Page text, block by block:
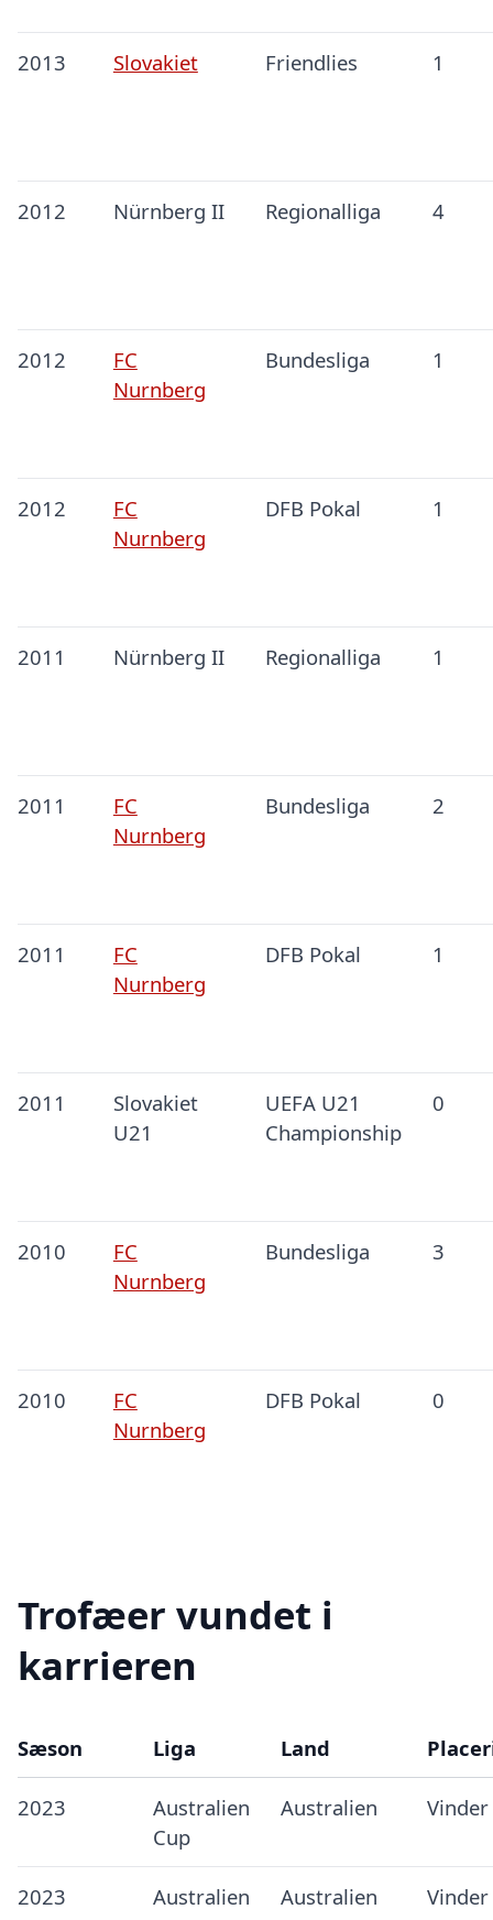
2013 Slovakiet Friendlies 1
2012 Nürnberg II Regionalliga 4
2012
FC
Nurnberg
Bundesliga 1
2012
FC
Nurnberg
DFB Pokal 1
2011 Nürnberg II Regionalliga 1
2011
FC
Nurnberg
Bundesliga 2
2011
FC
Nurnberg
DFB Pokal 1
2011
Slovakiet
U21
UEFA U21
Championship
0
2010
FC
Nurnberg
Bundesliga 3
2010
FC
Nurnberg
DFB Pokal 0
Trofæer vundet i
karrieren
Sæson Liga Land
2023
Australien
Cup
Australien Vinder
2023
Australien
Australien Vinder